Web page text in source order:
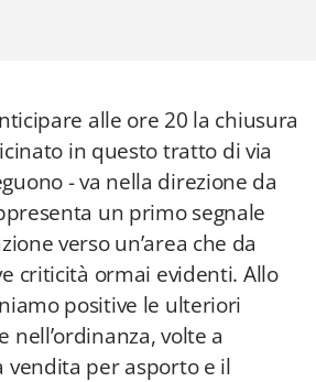
alle ore 20 la chiusura
in questo tratto di via
- va nella direzione da
un primo segnale
verso un’area che da
criticità ormai evidenti. Allo
positive le ulteriori
nell’ordinanza, volte a
vendita per asporto e il